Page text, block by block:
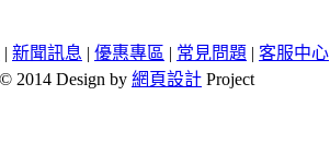
| 新聞訊息 | 優惠專區 | 常見問題 | 客服中心
2014 Design by 網頁設計 Project